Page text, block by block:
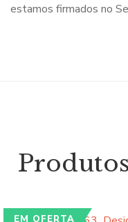
estamos firmados no
EM OFERTA